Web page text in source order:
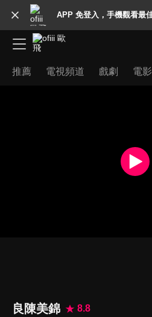
APP 免登入，手機觀看最
推薦 電視頻道 戲劇 電影
良陳美錦
8.8